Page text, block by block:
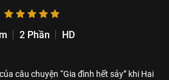
2 Phần
HD
câu chuyện “Gia đình hết sảy” khi Hai